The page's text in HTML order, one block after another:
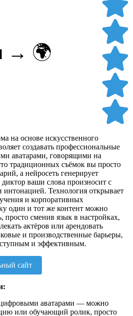
→ 🌍
на основе искусственного
создавать профессиональные
аватарами, говорящими на
традиционных съёмок вы просто
а нейросеть генерирует
диктор ваши слова произносит с
интонацией. Технология открывает
и корпоративных
один и тот же контент можно
просто сменив язык в настройках,
актёров или арендовать
и производственные барьеры,
и эффективным.
сайт
аватарами — можно
или обучающий ролик, просто